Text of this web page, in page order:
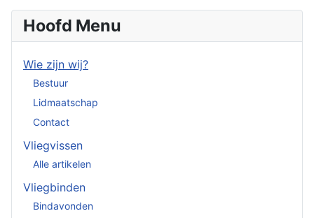
Hoofd Menu
Wie zijn wij?
Bestuur
Lidmaatschap
Contact
Vliegvissen
Alle artikelen
Vliegbinden
Bindavonden